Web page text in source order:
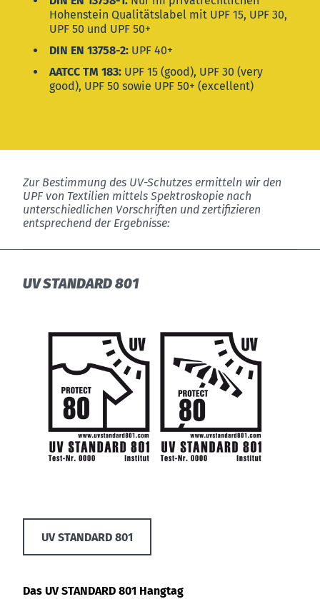
Hohenstein Qualitätslabel mit UPF 15, UPF 30,
UPF 50 und UPF 50+
DIN EN 13758-2: UPF 40+
AATCC TM 183: UPF 15 (good), UPF 30 (very
good), UPF 50 sowie UPF 50+ (excellent)
Zur Bestimmung des UV-Schutzes ermitteln wir den
UPF von Textilien mittels Spektroskopie nach
unterschiedlichen Vorschriften und zertifizieren
entsprechend der Ergebnisse:
UV STANDARD 801
UV STANDARD 801
Das UV STANDARD 801 Hangtag